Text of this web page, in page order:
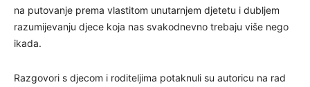
na putovanje prema vlastitom unutarnjem djetetu i dubljem
razumijevanju djece koja nas svakodnevno trebaju više nego
ikada.
Razgovori s djecom i roditeljima potaknuli su autoricu na rad